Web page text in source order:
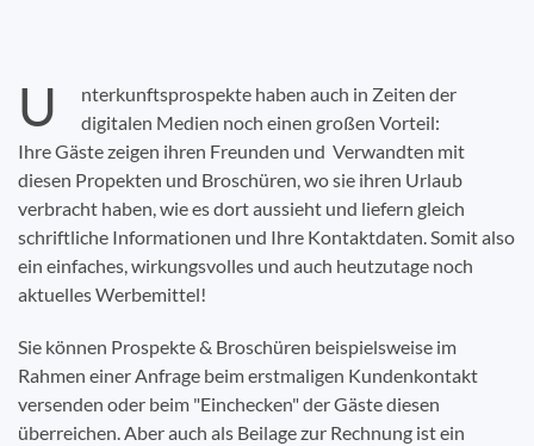
U
nterkunftsprospekte haben auch in Zeiten der
digitalen Medien noch einen großen Vorteil:
Ihre Gäste zeigen ihren Freunden und Verwandten mit
diesen Propekten und Broschüren, wo sie ihren Urlaub
verbracht haben, wie es dort aussieht und liefern gleich
schriftliche Informationen und Ihre Kontaktdaten. Somit also
ein einfaches, wirkungsvolles und auch heutzutage noch
aktuelles Werbemittel!
Sie können Prospekte & Broschüren beispielsweise im
Rahmen einer Anfrage beim erstmaligen Kundenkontakt
versenden oder beim "Einchecken" der Gäste diesen
überreichen. Aber auch als Beilage zur Rechnung ist ein